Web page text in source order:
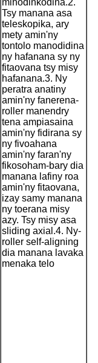
mihodinkodina.2.
Tsy manana asa
teleskopika, ary
mety amin'ny
tontolo manodidina
ny hafanana sy ny
fitaovana tsy misy
hafanana.3. Ny
peratra anatiny
amin'ny fanerena-
roller manendry
tena ampiasaina
amin'ny fidirana sy
ny fivoahana
amin'ny faran'ny
fikosoham-bary dia
manana lafiny roa
amin'ny fitaovana,
izay samy manana
ny toerana misy
azy. Tsy misy asa
sliding axial.4. Ny-
roller self-aligning
dia manana lavaka
menaka telo